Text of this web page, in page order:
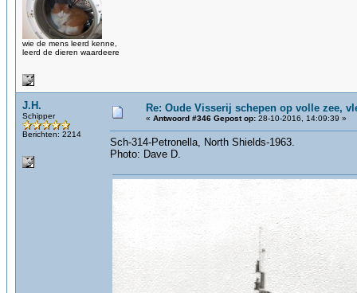
wie de mens leerd kenne,
leerd de dieren waardeere
J.H.
Schipper
Berichten: 2214
Re: Oude Visserij schepen op volle zee,
« Antwoord #346 Gepost op: 28-10-2016, 14:09:39 »
Sch-314-Petronella, North Shields-1963.
Photo: Dave D.